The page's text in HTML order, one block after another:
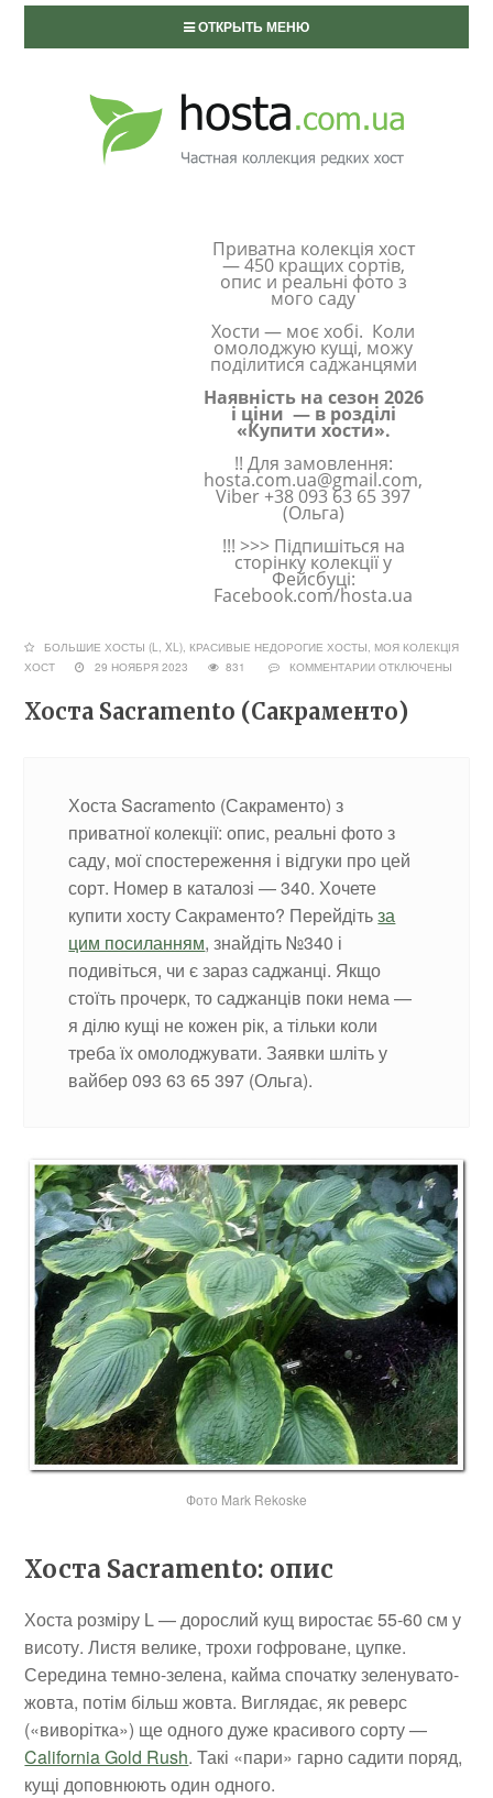
ОТКРЫТЬ МЕНЮ
Приватна колекція хост
— 450 кращих сортів,
опис и реальні фото з
мого саду
Хости — моє хобі. Коли
омолоджую кущі, можу
поділитися саджанцями
Наявність на сезон 2026
і ціни — в розділі
«Купити хости».
!! Для замовлення:
hosta.com.ua@gmail.com,
Viber +38 093 63 65 397
(Ольга)
!!! >>> Підпишіться на
сторінку колекції у
Фейсбуці:
Facebook.com/hosta.ua
БОЛЬШИЕ ХОСТЫ (L, XL), КРАСИВЫЕ НЕДОРОГИЕ ХОСТЫ, МОЯ КОЛЕКЦІЯ
ХОСТ
29 НОЯБРЯ 2023 831 КОММЕНТАРИИ ОТКЛЮЧЕНЫ
Хоста Sacramento (Сакраменто)
Хоста Sacramento (Сакраменто) з
приватної колекції: опис, реальні фото з
саду, мої спостереження і відгуки про цей
сорт. Номер в каталозі — 340. Хочете
купити хосту Сакраменто? Перейдітьза
цим посиланням, знайдіть №340 і
подивіться, чи є зараз саджанці. Якщо
стоїть прочерк, то саджанців поки нема —
я ділю кущі не кожен рік, а тільки коли
треба їх омолоджувати. Заявки шліть у
вайбер 093 63 65 397 (Ольга).
Фото Mark Rekoske
Хоста Sacramento: опис
Хоста розміру L — дорослий кущ виростає 55-60 см у
висоту. Листя велике, трохи гофроване, цупке.
Середина темно-зелена, кайма спочатку зеленувато-
жовта, потім більш жовта. Виглядає, як реверс
(«виворітка») ще одного дуже красивого сорту —
California Gold Rush. Такі «пари» гарно садити поряд,
кущі доповнюють один одного.